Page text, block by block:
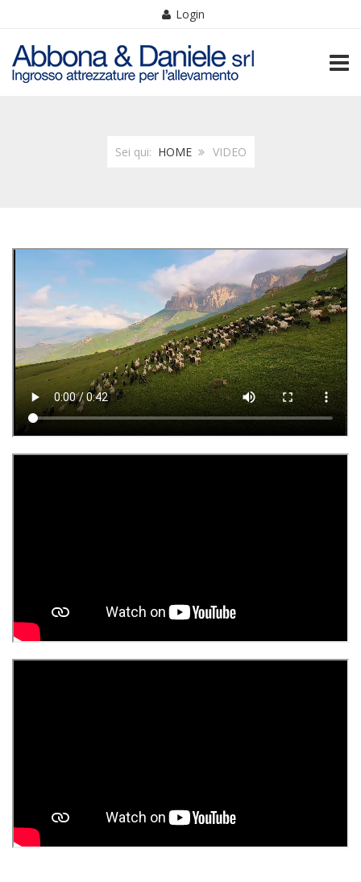
Login
Sei qui: HOME VIDEO